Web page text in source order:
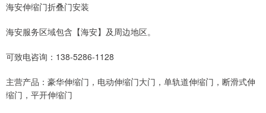
海安伸缩门折叠门安装
海安服务区域包含【海安】及周边地区。
可致电咨询：138-5286-1128
主营产品：豪华伸缩门，电动伸缩门大门，单轨道伸缩门，断滑式伸
缩门，平开伸缩门